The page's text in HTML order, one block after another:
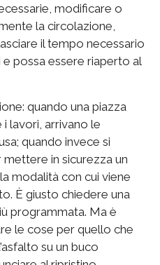
modificare o
la circolazione,
il tempo necessario
possa essere riaperto al
quando una piazza
lavori, arrivano le
quando invece si
in sicurezza un
modalità con cui viene
È giusto chiedere una
programmata. Ma è
le cose per quello che
su un buco